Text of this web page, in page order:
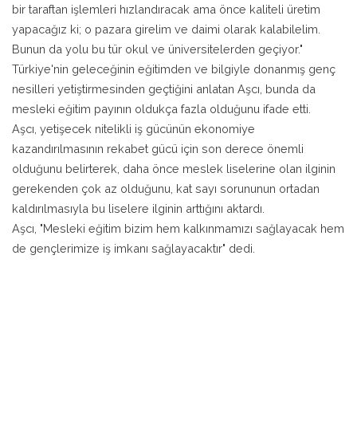
bir taraftan işlemleri hızlandıracak ama önce kaliteli üretim
yapacağız ki; o pazara girelim ve daimi olarak kalabilelim.
Bunun da yolu bu tür okul ve üniversitelerden geçiyor."
Türkiye'nin geleceğinin eğitimden ve bilgiyle donanmış genç
nesilleri yetiştirmesinden geçtiğini anlatan Aşcı, bunda da
mesleki eğitim payının oldukça fazla olduğunu ifade etti.
Aşcı, yetişecek nitelikli iş gücünün ekonomiye
kazandırılmasının rekabet gücü için son derece önemli
olduğunu belirterek, daha önce meslek liselerine olan ilginin
gerekenden çok az olduğunu, kat sayı sorununun ortadan
kaldırılmasıyla bu liselere ilginin arttığını aktardı.
Aşcı, "Mesleki eğitim bizim hem kalkınmamızı sağlayacak hem
de gençlerimize iş imkanı sağlayacaktır" dedi.